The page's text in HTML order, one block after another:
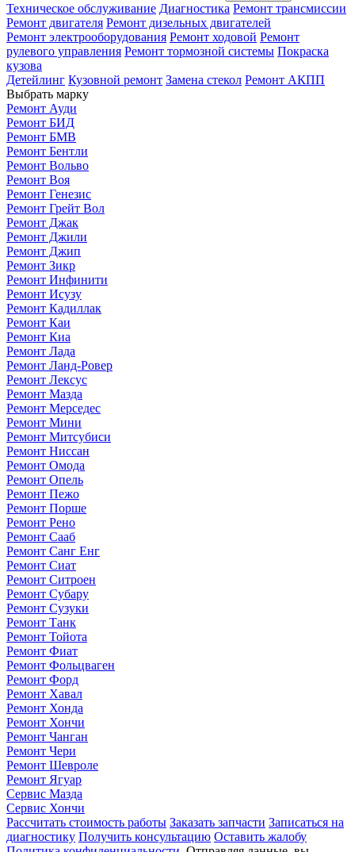
Техническое обслуживание Диагностика Ремонт трансмиссии
Ремонт двигателя Ремонт дизельных двигателей
Ремонт электрооборудования Ремонт ходовой Ремонт
рулевого управления Ремонт тормозной системы Покраска
кузова
Детейлинг Кузовной ремонт Замена стекол Ремонт АКПП
Выбрать марку
Ремонт Ауди
Ремонт БИД
Ремонт БМВ
Ремонт Бентли
Ремонт Вольво
Ремонт Воя
Ремонт Генезис
Ремонт Грейт Вол
Ремонт Джак
Ремонт Джили
Ремонт Джип
Ремонт Зикр
Ремонт Инфинити
Ремонт Исузу
Ремонт Кадиллак
Ремонт Каи
Ремонт Киа
Ремонт Лада
Ремонт Ланд-Ровер
Ремонт Лексус
Ремонт Мазда
Ремонт Мерседес
Ремонт Мини
Ремонт Митсубиси
Ремонт Ниссан
Ремонт Омода
Ремонт Опель
Ремонт Пежо
Ремонт Порше
Ремонт Рено
Ремонт Сааб
Ремонт Санг Енг
Ремонт Сиат
Ремонт Ситроен
Ремонт Субару
Ремонт Сузуки
Ремонт Танк
Ремонт Тойота
Ремонт Фиат
Ремонт Фольцваген
Ремонт Форд
Ремонт Хавал
Ремонт Хонда
Ремонт Хончи
Ремонт Чанган
Ремонт Чери
Ремонт Шевроле
Ремонт Ягуар
Сервис Мазда
Сервис Хончи
Рассчитать стоимость работы Заказать запчасти Записаться на
диагностику Получить консультацию Оставить жалобу